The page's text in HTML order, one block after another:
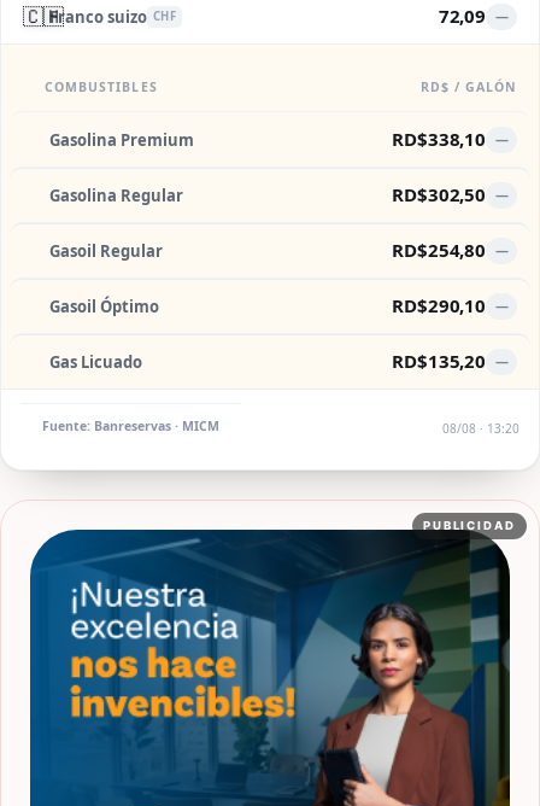
🇨🇭Franco suizo CHF 72,09 —
COMBUSTIBLES RD$ / GALÓN
Gasolina Premium RD$338,10 —
Gasolina Regular RD$302,50 —
Gasoil Regular RD$254,80 —
Gasoil Óptimo RD$290,10 —
Gas Licuado RD$135,20 —
Fuente: Banreservas · MICM 08/08 · 13:20
PUBLICIDAD